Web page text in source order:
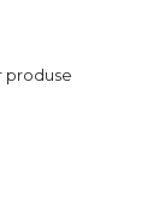
produse